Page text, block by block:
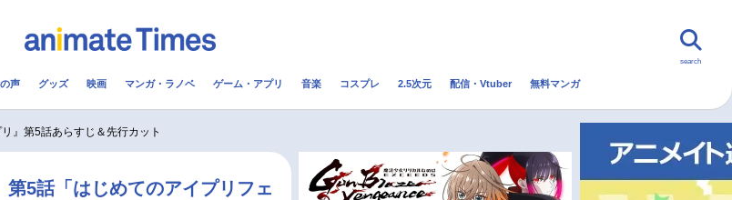
コスプレ 2.5次元 配信・Vtuber トレンド 無料マンガ
search
声 グッズ 映画 マンガ・ラノベ ゲーム・アプリ 音楽 コスプレ 2.5次元 配信・Vtuber 無料マンガ
』第5話あらすじ＆先行カット
5話「はじめてのアイプリフェ